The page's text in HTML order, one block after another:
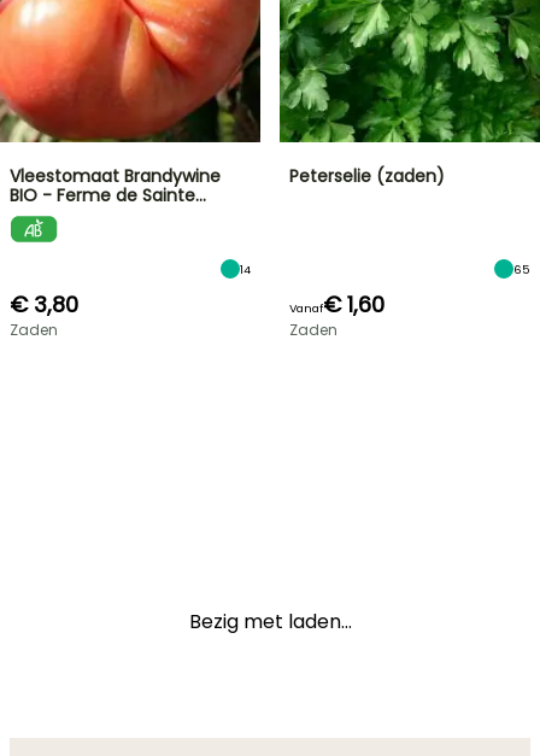
Vleestomaat Brandywine
BIO - Ferme de Sainte…
14
€ 3,80
Zaden
Peterselie (zaden)
65
Vanaf€ 1,60
Zaden
Bezig met laden...